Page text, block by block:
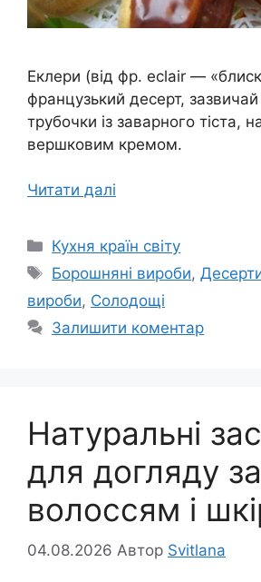
Еклери (від фр. eclair —
французький десерт,
трубочки із заварного тіста,
вершковим кремом.
Читати далі
Категорії
Кухня країн світу
Позначки
Борошняні вироби,
вироби, Солодощі
Залишити коментар
Натуральні
для догляду за
волоссям і
04.08.2026 Автор Svitlana